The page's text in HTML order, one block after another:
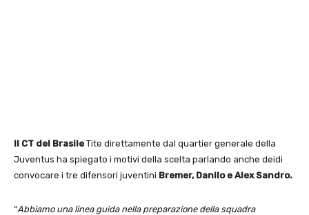
Il CT del Brasile Tite direttamente dal quartier generale della
Juventus ha spiegato i motivi della scelta parlando anche deidi
convocare i tre difensori juventini Bremer, Danilo e Alex Sandro.
“Abbiamo una linea guida nella preparazione della squadra